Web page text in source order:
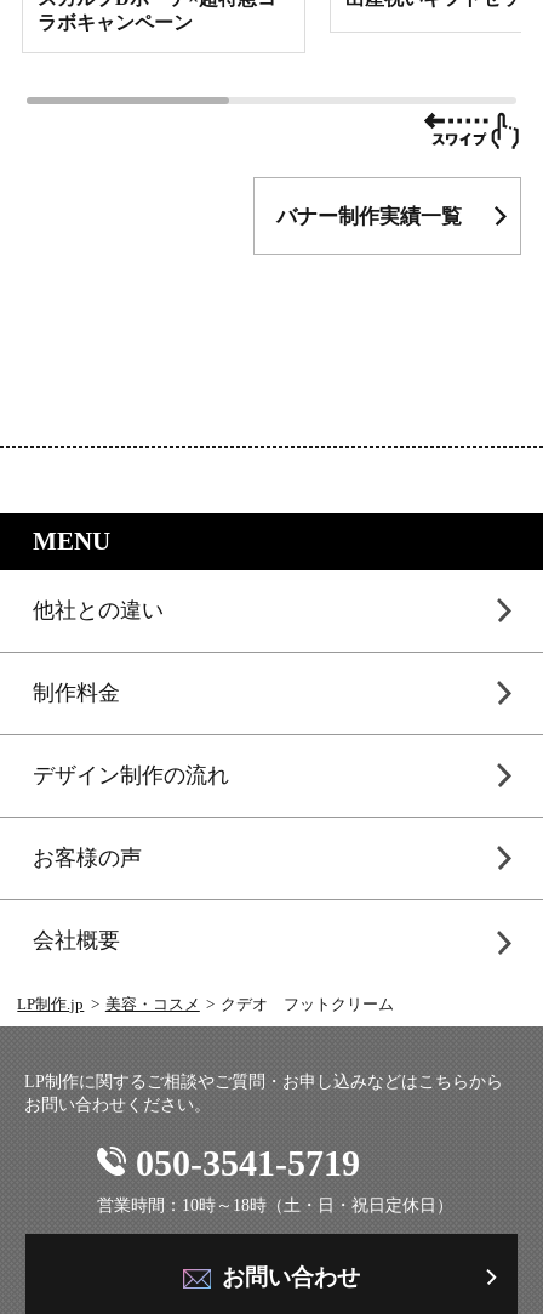
ラボキャンペーン
バナー制作実績一覧
MENU｜LP制作.jpのサービスメニュー
他社との違い
制作料金
デザイン制作の流れ
お客様の声
会社概要
LP制作.jp 美容・コスメ クデオ フットクリーム
LP制作に関するご相談やご質問・お申し込みなどはこちらから
お問い合わせください。
050-3541-5719
営業時間：10時～18時（土・日・祝日定休日）
お問い合わせ